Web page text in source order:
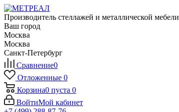
Производитель стеллажей и металлической мебели
Ваш город
Москва
Москва
Санкт-Петербург
Сравнение0
Отложенные 0
Корзина0 пуста 0
ВойтиМой кабинет